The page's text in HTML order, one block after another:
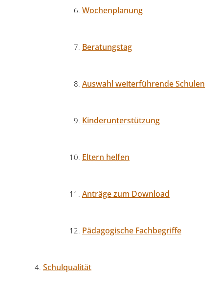
Wochenplanung
Beratungstag
Auswahl weiterführende Schulen
Kinderunterstützung
Eltern helfen
Anträge zum Download
Pädagogische Fachbegriffe
Schulqualität